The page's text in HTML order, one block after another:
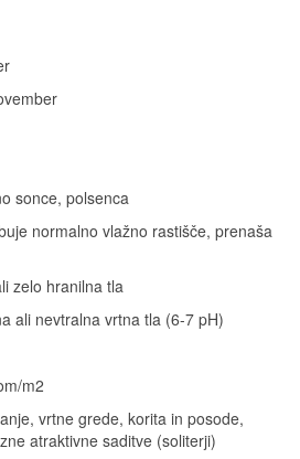
sonce, polsenca
normalno vlažno rastišče, prenaša
zelo hranilna tla
ali nevtralna vrtna tla (6-7 pH)
m2
vrtne grede, korita in posode,
atraktivne saditve (soliterji)